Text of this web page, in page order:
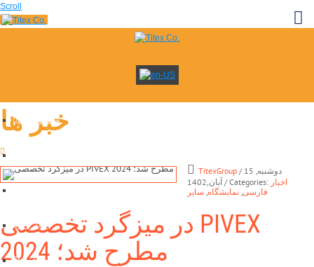
Scroll
صفحه اصلی
درباره ما
خبرها
خبر ها
TitexGroup / دوشنبه, 15
آبان,1402 / Categories: اخبار
فارسی, نمایشگاه, سایر
در میزگرد تخصصی PIVEX
2024 مطرح شد؛